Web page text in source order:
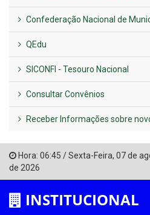
Confederação Nacional de
QEdu
SICONFI - Tesouro Nacional
Consultar Convênios
Receber Informações sobre
Hora: 06:45 /Sexta-Feira, 07 de
de 2026
INSTITUCIONAL